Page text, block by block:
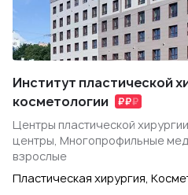
Институт пластической
косметологии
Центры пластической
центры, Многопрофильные
взрослые
Пластическая хирургия,